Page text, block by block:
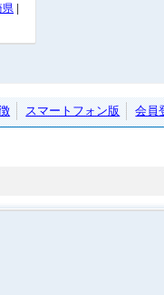
県 |
スマートフォン版 会員